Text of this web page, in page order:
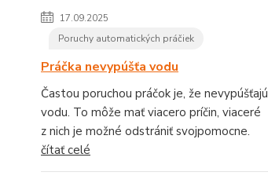
17.09.2025
Poruchy automatických práčiek
Práčka nevypúšťa vodu
Častou poruchou práčok je, že nevypúšťajú
vodu. To môže mať viacero príčin, viaceré
z nich je možné odstrániť svojpomocne.
čítať celé